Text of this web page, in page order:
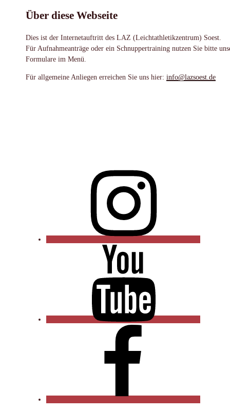
Über diese Webseite
Dies ist der Internetauftritt des LAZ (Leichtathletikzentrum) Soest.
Für Aufnahmeanträge oder ein Schnuppertraining nutzen Sie bitte
Formulare im Menü.
Für allgemeine Anliegen erreichen Sie uns hier: info@lazsoest.de